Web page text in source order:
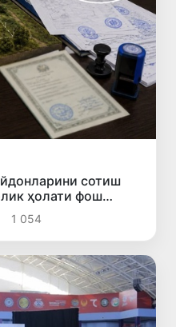
сотиш
ҳолати фош
1 054